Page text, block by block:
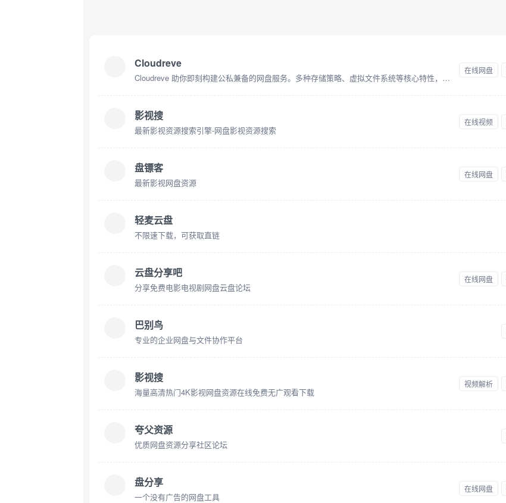
Cloudreve
Cloudreve 助你即刻构建公私兼备的网盘服务。多种存储策略、虚拟文件系统等核心特性，打造灵活自如的文件管理体验
在线网盘
影视搜
最新影视资源搜索引擎-网盘影视资源搜索
在线视频
盘镖客
最新影视网盘资源
在线网盘
轻麦云盘
不限速下载，可获取直链
云盘分享吧
分享免费电影电视剧网盘云盘论坛
在线网盘
巴别鸟
专业的企业网盘与文件协作平台
影视搜
海量高清热门4K影视网盘资源在线免费无广观看下载
视频解析
夸父资源
优质网盘资源分享社区论坛
盘分享
一个没有广告的网盘工具
在线网盘